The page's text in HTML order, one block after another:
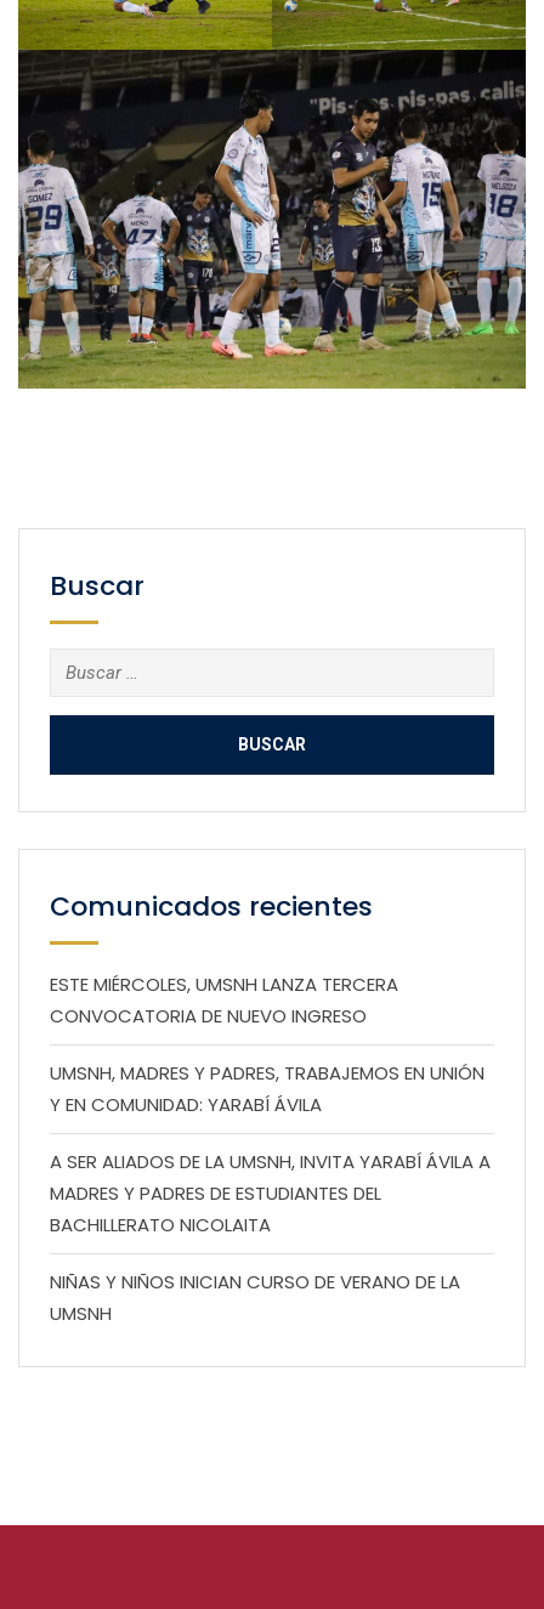
Buscar
Buscar:
Comunicados recientes
ESTE MIÉRCOLES, UMSNH LANZA TERCERA
CONVOCATORIA DE NUEVO INGRESO
UMSNH, MADRES Y PADRES, TRABAJEMOS EN UNIÓN
Y EN COMUNIDAD: YARABÍ ÁVILA
A SER ALIADOS DE LA UMSNH, INVITA YARABÍ ÁVILA A
MADRES Y PADRES DE ESTUDIANTES DEL
BACHILLERATO NICOLAITA
NIÑAS Y NIÑOS INICIAN CURSO DE VERANO DE LA
UMSNH